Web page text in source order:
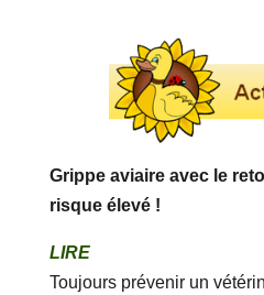
Grippe aviaire avec le
risque élevé !
LIRE
Toujours prévenir un